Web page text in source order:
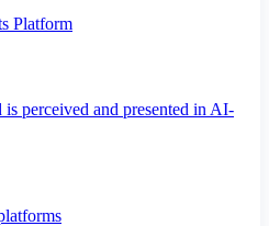
Platform
perceived and presented in AI-